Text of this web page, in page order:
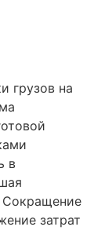
грузов на
в
Сокращение
затрат